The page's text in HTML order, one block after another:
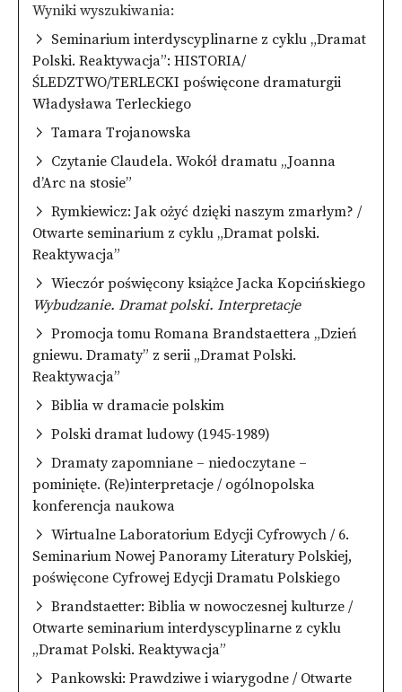
Wyniki wyszukiwania
Seminarium interdyscyplinarne z cyklu „Dramat
Polski. Reaktywacja”: HISTORIA/
ŚLEDZTWO/TERLECKI poświęcone dramaturgii
Władysława Terleckiego
Tamara Trojanowska
Czytanie Claudela. Wokół dramatu „Joanna
d’Arc na stosie”
Rymkiewicz: Jak ożyć dzięki naszym zmarłym? /
Otwarte seminarium z cyklu „Dramat polski.
Reaktywacja”
Wieczór poświęcony książce Jacka Kopcińskiego
Wybudzanie. Dramat polski. Interpretacje
Promocja tomu Romana Brandstaettera „Dzień
gniewu. Dramaty” z serii „Dramat Polski.
Reaktywacja”
Biblia w dramacie polskim
Polski dramat ludowy (1945-1989)
Dramaty zapomniane – niedoczytane –
pominięte. (Re)interpretacje / ogólnopolska
konferencja naukowa
Wirtualne Laboratorium Edycji Cyfrowych / 6.
Seminarium Nowej Panoramy Literatury Polskiej,
poświęcone Cyfrowej Edycji Dramatu Polskiego
Brandstaetter: Biblia w nowoczesnej kulturze /
Otwarte seminarium interdyscyplinarne z cyklu
„Dramat Polski. Reaktywacja”
Pankowski: Prawdziwe i wiarygodne / Otwarte